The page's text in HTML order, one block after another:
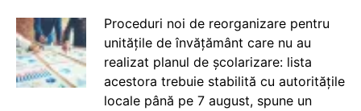
Proceduri noi de reorganizare pentru
unitățile de învățământ care nu au
realizat planul de școlarizare: lista
acestora trebuie stabilită cu autoritățile
locale până pe 7 august, spune un